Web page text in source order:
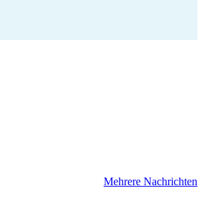
Mehrere Nachrichten